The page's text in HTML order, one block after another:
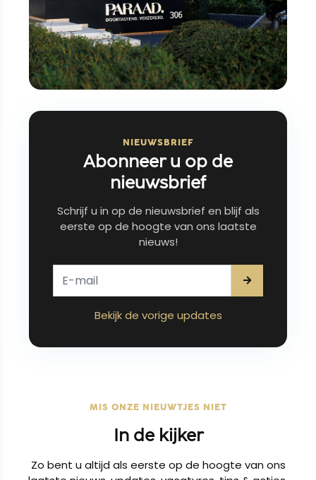
NIEUWSBRIEF
Abonneer u op de
nieuwsbrief
Schrijf u in op de nieuwsbrief en blijf als
eerste op de hoogte van ons laatste
nieuws!
Bekijk de vorige updates
MIS ONZE NIEUWTJES NIET
In de kijker
Zo bent u altijd als eerste op de hoogte van ons